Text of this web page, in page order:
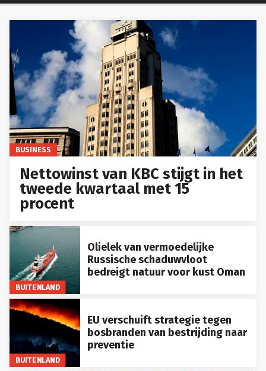
BUSINESS
Nettowinst van KBC stijgt in het
tweede kwartaal met 15
procent
BUITENLAND
Olielek van vermoedelijke
Russische schaduwvloot
bedreigt natuur voor kust Oman
BUITENLAND
EU verschuift strategie tegen
bosbranden van bestrijding naar
preventie